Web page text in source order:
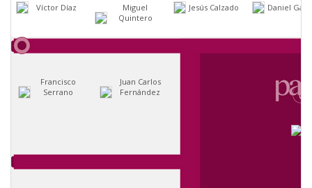
Víctor Díaz
Miguel
Quintero
Jesús Calzado Daniel
Francisco
Serrano
Juan Carlos
Fernández